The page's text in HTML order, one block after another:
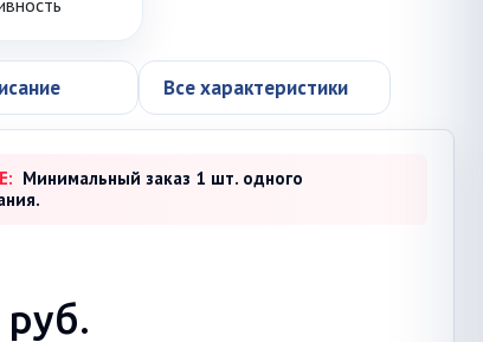
Все характеристики
Минимальный заказ 1 шт. одного
руб.